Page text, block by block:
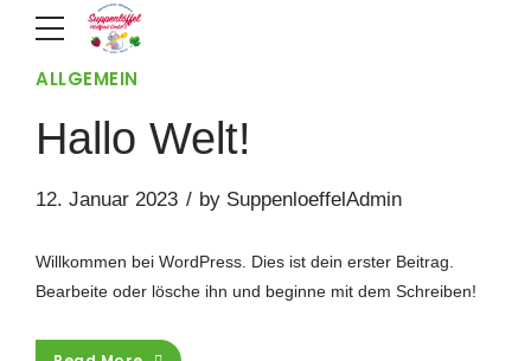
ALLGEMEIN
Hallo Welt!
12. Januar 2023 by SuppenloeffelAdmin
Willkommen bei WordPress. Dies ist dein erster Beitrag.
Bearbeite oder lösche ihn und beginne mit dem Schreiben!